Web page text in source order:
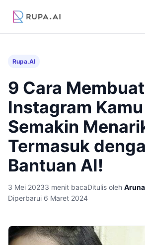
Rupa.AI
9 Cara
Instagram Kamu
Semakin
Termasuk
Bantuan AI!
3 Mei 20233 menit bacaDitulis oleh Aruna
Diperbarui 6 Maret 2024